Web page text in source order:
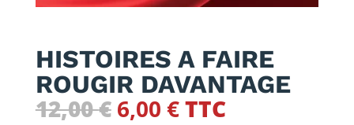
HISTOIRES A FAIRE
ROUGIR DAVANTAGE
12,00€ Le
6,00 €Le
TTC